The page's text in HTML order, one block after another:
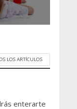
LOS ARTÍCULOS
enterarte